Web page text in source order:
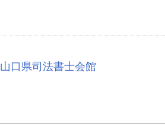
山口県司法書士会館